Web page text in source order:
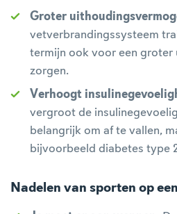
Groter
vetverbrandingssysteem
termijn ook voor een groter
zorgen.
Verhoogt
vergroot de
belangrijk om af te vallen,
bijvoorbeeld diabetes type
Nadelen van sporten op